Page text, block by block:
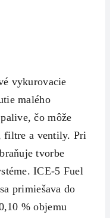
vykurovacie
malého
čo môže
filtre a ventily. Pri
tvorbe
ICE-5 Fuel
primiešava do
% objemu